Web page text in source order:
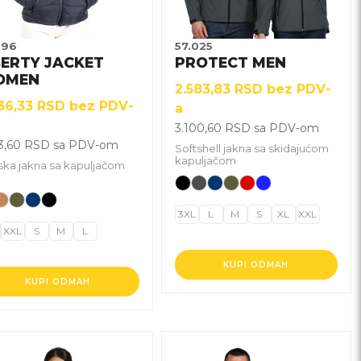
JACKET
RSD bez PDV-
RSD sa PDV-om
jakna sa kapuljačom
KUPI ODMAH
XXL S M L
57.025
PROTECT MEN
2.583,83 RSD bez PDV-
a
3.100,60 RSD sa PDV-om
Softshell jakna sa skidajućom
kapuljačom
KUPI ODMAH
biti
izabrane
na
proizvoda.
3XL L M S XL XXL